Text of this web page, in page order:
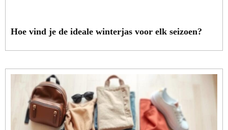
Hoe vind je de ideale winterjas voor elk seizoen?